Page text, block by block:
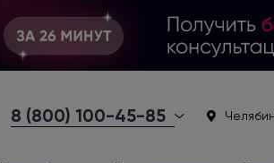
8 (800) 100-45-85